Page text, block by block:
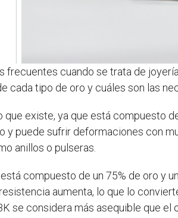
frecuentes cuando se trata de
cada tipo de oro y cuáles son las
que existe, ya que está compuesto
y puede sufrir deformaciones con
anillos o pulseras.
compuesto de un 75% de oro y
aumenta, lo que lo
se considera más asequible que el